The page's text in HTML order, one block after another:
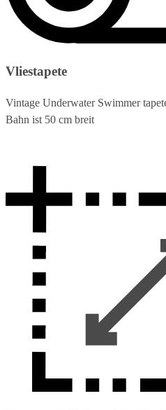
Vliestapete
Vintage Underwater Swimmer
Bahn ist 50 cm breit